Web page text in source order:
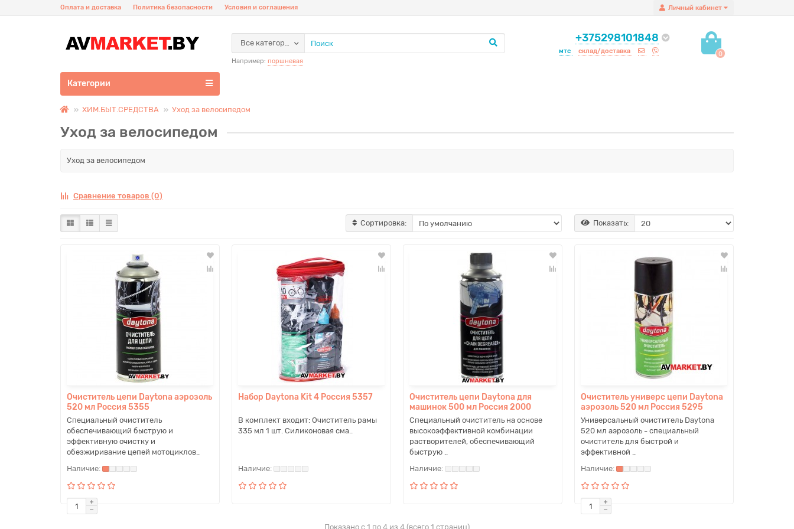
Личный кабинет
Оплата и доставка Политика безопасности Условия и соглашения
+375298101848
мтс склад/доставка 0
Все категории
Например: поршневая
Категории
ХИМ.БЫТ.СРЕДСТВА Уход за велосипедом
Уход за велосипедом
Уход за велосипедом
Сравнение товаров (0)
Сортировка: Показать:
Очиститель цепи Daytona аэрозоль
520 мл Россия 5355
Специальный очиститель
обеспечивающий быструю и
эффективную очистку и
обезжиривание цепей мотоциклов..
Набор Daytona Kit 4 Россия 5357
В комплект входит: Очиститель рамы
335 мл 1 шт. Силиконовая сма..
Очиститель цепи Daytona для
машинок 500 мл Россия 2000
Специальный очиститель на основе
высокоэффективной комбинации
растворителей, обеспечивающий
быструю ..
Очиститель универс цепи Daytona
аэрозоль 520 мл Россия 5295
Универсальный очиститель Daytona
520 мл аэрозоль - специальный
очиститель для быстрой и
эффективной ..
Показано с 1 по 4 из 4 (всего 1 страниц)